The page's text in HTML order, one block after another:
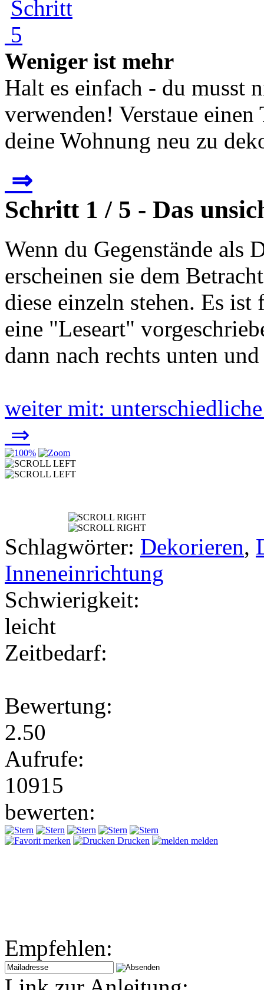
Weniger ist mehr
Halt es einfach - du musst
verwenden! Verstaue
deine Wohnung neu zu
⇒
Schritt 1 / 5 - Das
Wenn du Gegenstände als
erscheinen sie dem
diese einzeln stehen. Es
eine "Leseart"
dann nach rechts unten
weiter mit:
⇒
Schlagwörter: Dekorieren,
Inneneinrichtung
Schwierigkeit:
leicht
Zeitbedarf:
Bewertung:
2.50
Aufrufe:
10915
bewerten:
merken Drucken melden
Empfehlen: